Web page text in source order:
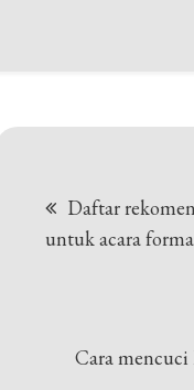
Daftar
untuk acara
Cara